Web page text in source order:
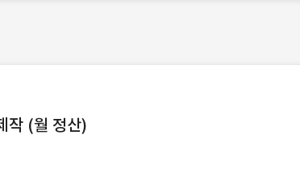
작 (월 정산)